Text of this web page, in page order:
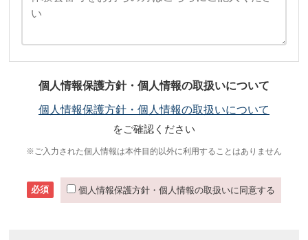
個人情報保護方針・個人情報の取扱いについて
個人情報保護方針・個人情報の取扱いについて
をご確認ください
※ご入力された個人情報は本件目的以外に利用することはありません
必須 個人情報保護方針・個人情報の取扱いに同意する